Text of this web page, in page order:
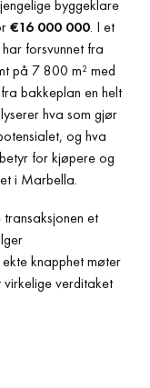
byggeklare
€16 000 000. I et
forsvunnet fra
på 7 800 m² med
bakkeplan en helt
hva som gjør
og hva
for kjøpere og
i Marbella.
et
knapphet møter
verditaket